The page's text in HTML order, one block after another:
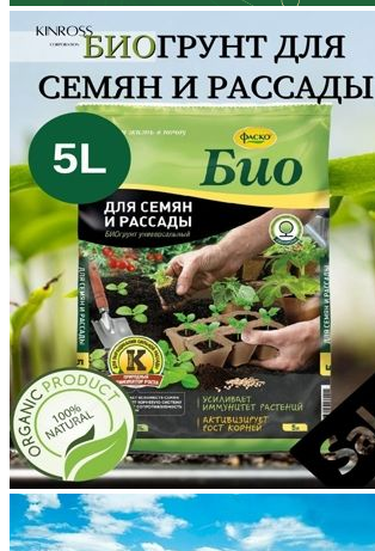
Карелия
Кемеровская область
Кировская область
Коми
Корякский округ
Костромская область
Краснодарский край
Красноярский край
Крым
Курганская область
Курская область